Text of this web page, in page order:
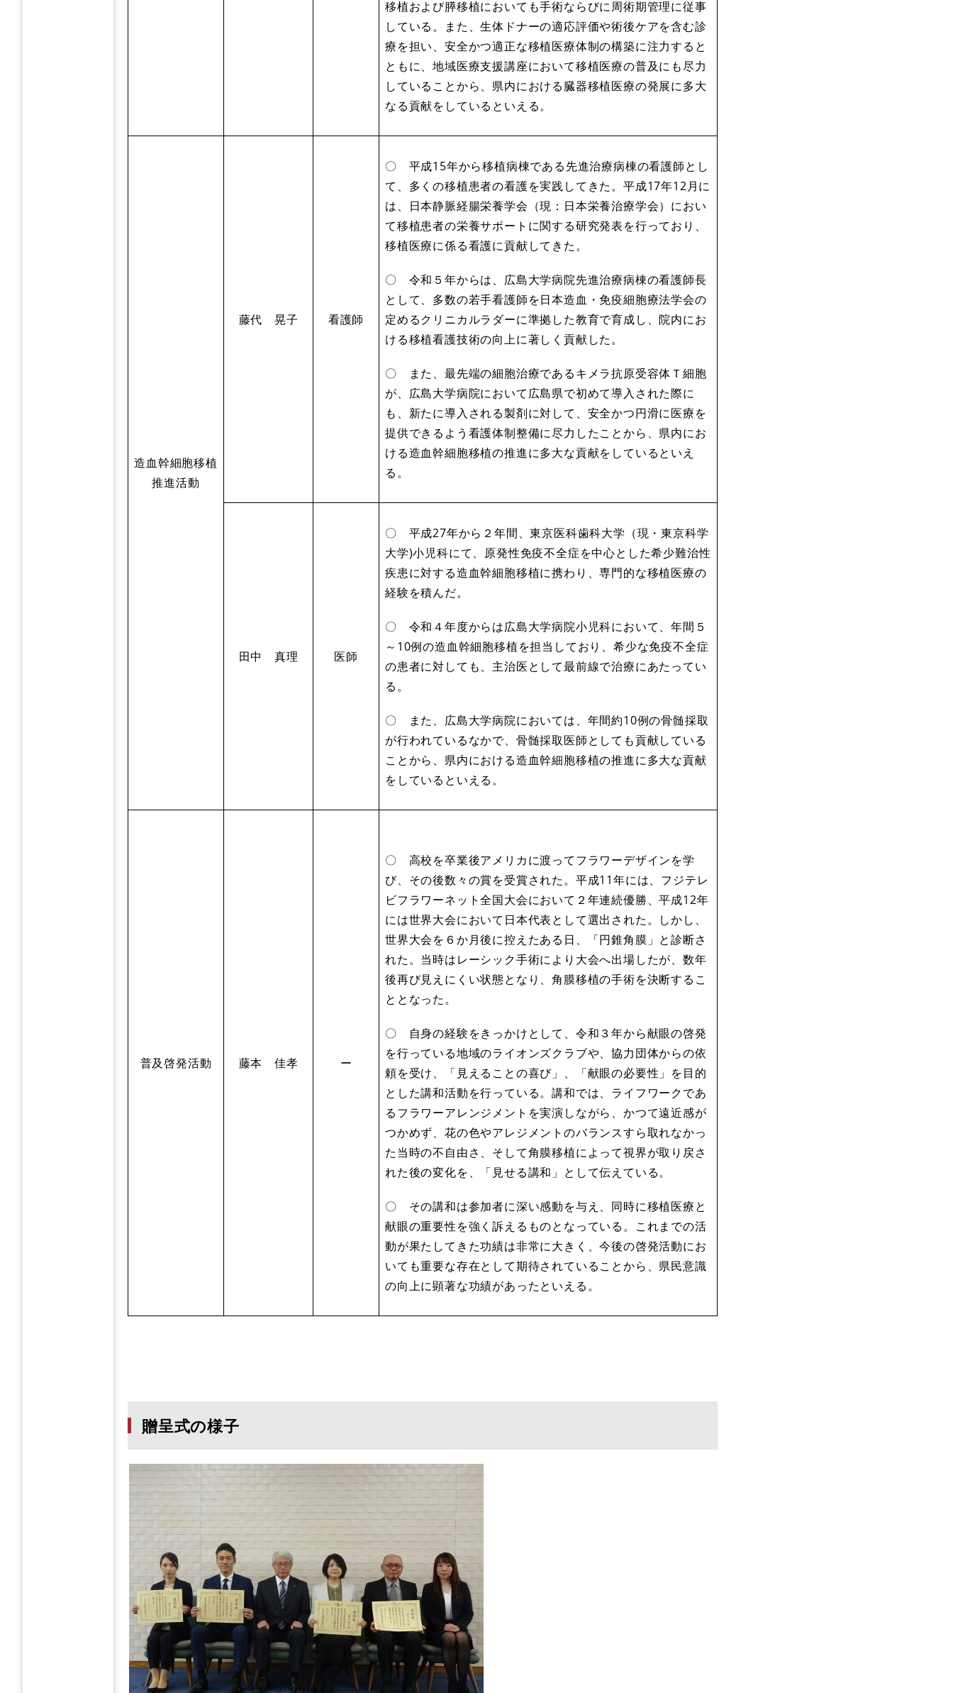
移植および膵移植においても手術ならびに周術期管理に従事
している。また、生体ドナーの適応評価や術後ケアを含む診
療を担い、安全かつ適正な移植医療体制の構築に注力すると
ともに、地域医療支援講座において移植医療の普及にも尽力
していることから、県内における臓器移植医療の発展に多大
なる貢献をしているといえる。
造血幹細胞移植
推進活動
藤代 晃子 看護師
〇 平成15年から移植病棟である先進治療病棟の看護師とし
て、多くの移植患者の看護を実践してきた。平成17年12月に
は、日本静脈経腸栄養学会（現：日本栄養治療学会）におい
て移植患者の栄養サポートに関する研究発表を行っており、
移植医療に係る看護に貢献してきた。
〇 令和５年からは、広島大学病院先進治療病棟の看護師長
として、多数の若手看護師を日本造血・免疫細胞療法学会の
定めるクリニカルラダーに準拠した教育で育成し、院内にお
ける移植看護技術の向上に著しく貢献した。
〇 また、最先端の細胞治療であるキメラ抗原受容体Ｔ細胞
が、広島大学病院において広島県で初めて導入された際に
も、新たに導入される製剤に対して、安全かつ円滑に医療を
提供できるよう看護体制整備に尽力したことから、県内にお
ける造血幹細胞移植の推進に多大な貢献をしているといえ
る。
田中 真理 医師
〇 平成27年から２年間、東京医科歯科大学（現・東京科学
大学)小児科にて、原発性免疫不全症を中心とした希少難治性
疾患に対する造血幹細胞移植に携わり、専門的な移植医療の
経験を積んだ。
〇 令和４年度からは広島大学病院小児科において、年間５
～10例の造血幹細胞移植を担当しており、希少な免疫不全症
の患者に対しても、主治医として最前線で治療にあたってい
る。
〇 また、広島大学病院においては、年間約10例の骨髄採取
が行われているなかで、骨髄採取医師としても貢献している
ことから、県内における造血幹細胞移植の推進に多大な貢献
をしているといえる。
普及啓発活動 藤本 佳孝 ー
〇 高校を卒業後アメリカに渡ってフラワーデザインを学
び、その後数々の賞を受賞された。平成11年には、フジテレ
ビフラワーネット全国大会において２年連続優勝、平成12年
には世界大会において日本代表として選出された。しかし、
世界大会を６か月後に控えたある日、「円錐角膜」と診断さ
れた。当時はレーシック手術により大会へ出場したが、数年
後再び見えにくい状態となり、角膜移植の手術を決断するこ
ととなった。
〇 自身の経験をきっかけとして、令和３年から献眼の啓発
を行っている地域のライオンズクラブや、協力団体からの依
頼を受け、「見えることの喜び」、「献眼の必要性」を目的
とした講和活動を行っている。講和では、ライフワークであ
るフラワーアレンジメントを実演しながら、かつて遠近感が
つかめず、花の色やアレジメントのバランスすら取れなかっ
た当時の不自由さ、そして角膜移植によって視界が取り戻さ
れた後の変化を、「見せる講和」として伝えている。
〇 その講和は参加者に深い感動を与え、同時に移植医療と
献眼の重要性を強く訴えるものとなっている。これまでの活
動が果たしてきた功績は非常に大きく、今後の啓発活動にお
いても重要な存在として期待されていることから、県民意識
の向上に顕著な功績があったといえる。
贈呈式の様子